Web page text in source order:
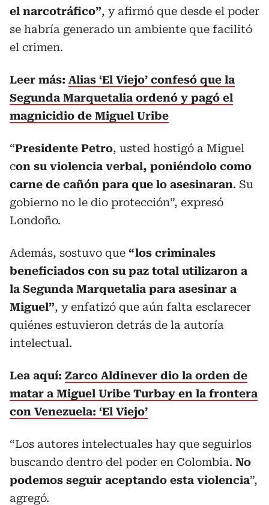
el narcotráfico”, y afirmó que desde el poder
se habría generado un ambiente que facilitó
el crimen.
Leer más: Alias ‘El Viejo’ confesó que la
Segunda Marquetalia ordenó y pagó el
magnicidio de Miguel Uribe
“Presidente Petro, usted hostigó a Miguel
con su violencia verbal, poniéndolo como
carne de cañón para que lo asesinaran. Su
gobierno no le dio protección”, expresó
Londoño.
Además, sostuvo que “los criminales
beneficiados con su paz total utilizaron a
la Segunda Marquetalia para asesinar a
Miguel”, y enfatizó que aún falta esclarecer
quiénes estuvieron detrás de la autoría
intelectual.
Lea aquí: Zarco Aldinever dio la orden de
matar a Miguel Uribe Turbay en la frontera
con Venezuela: ‘El Viejo’
“Los autores intelectuales hay que seguirlos
buscando dentro del poder en Colombia. No
podemos seguir aceptando esta violencia”,
agregó.